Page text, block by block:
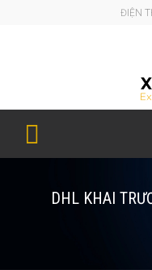
ĐIỆN
DHL KHAI